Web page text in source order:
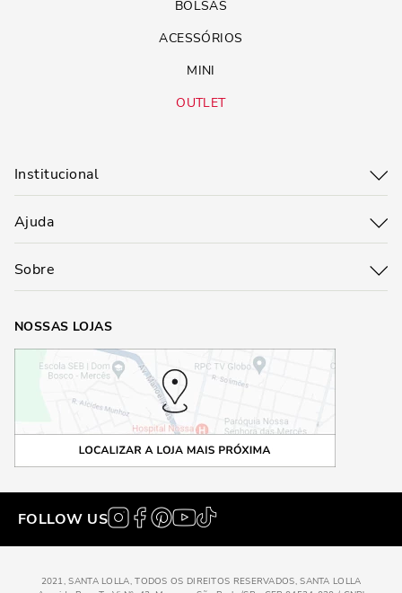
BOLSAS
ACESSÓRIOS
MINI
OUTLET
Institucional
Ajuda
Sobre
NOSSAS LOJAS
FOLLOW US
2021, SANTA LOLLA, TODOS OS DIREITOS RESERVADOS, SANTA LOLLA